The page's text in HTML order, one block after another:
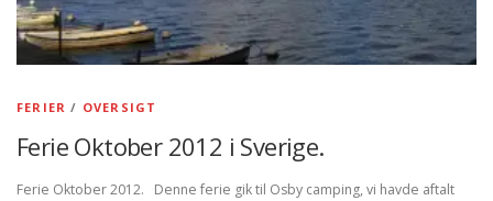
FERIER / OVERSIGT
Ferie Oktober 2012 i Sverige.
Ferie Oktober 2012. Denne ferie gik til Osby camping, vi havde aftalt